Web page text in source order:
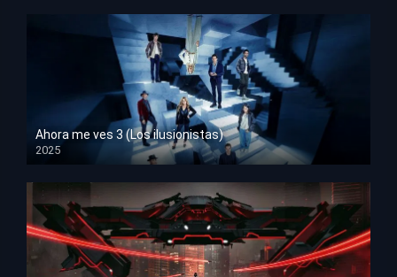
Ahora me ves 3 (Los ilusionistas)
2025
HD 1080p